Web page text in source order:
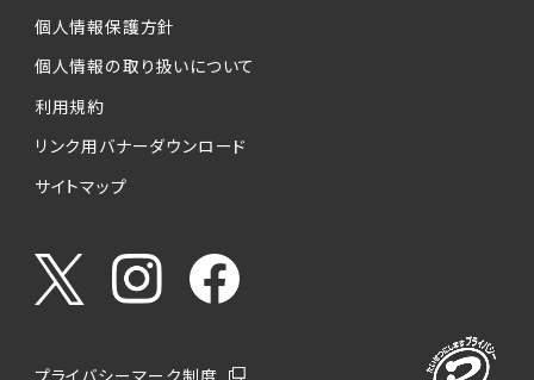
個人情報保護方針
個人情報の取り扱いについて
利用規約
リンク用バナーダウンロード
サイトマップ
プライバシーマーク制度